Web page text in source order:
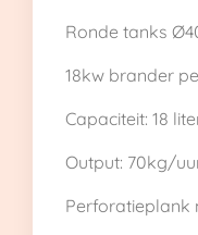
Ronde tanks
18kw brander
Capaciteit: 18
Output: 70kg/
Perforatieplank